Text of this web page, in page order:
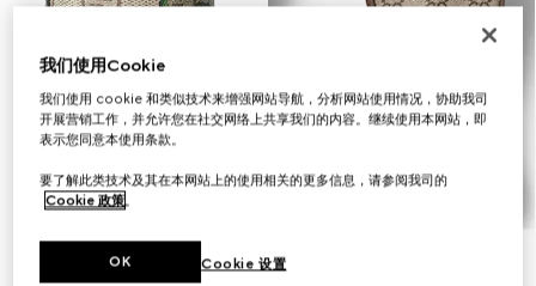
我们使用Cookie
我们使用 cookie 和类似技术来增强网站导航，分析网站使用情况，协助我司
开展营销工作，并允许您在社交网络上共享我们的内容。继续使用本网站，即
表示您同意本使用条款。
要了解此类技术及其在本网站上的使用相关的更多信息，请参阅我司的
Cookie 政策。
Cookie 设置
OK